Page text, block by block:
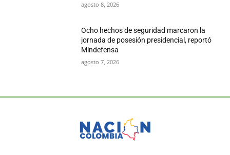
agosto 8, 2026
Ocho hechos de seguridad marcaron la
jornada de posesión presidencial, reportó
Mindefensa
agosto 7, 2026